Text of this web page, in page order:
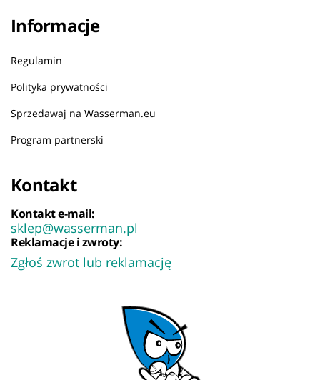
Informacje
Regulamin
Polityka prywatności
Sprzedawaj na Wasserman.eu
Program partnerski
Kontakt
Kontakt e-mail:
sklep@wasserman.pl
Reklamacje i zwroty:
Zgłoś zwrot lub reklamację